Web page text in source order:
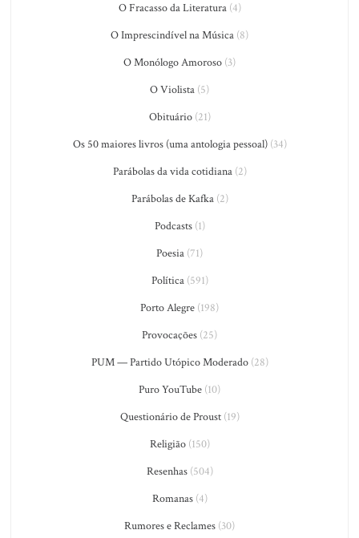
O Fracasso da Literatura(4)
O Imprescindível na Música (8)
O Monólogo Amoroso (3)
O Violista (5)
Obituário(21)
Os 50 maiores livros (uma antologia pessoal)(34)
Parábolas da vida cotidiana(2)
Parábolas de Kafka(2)
Podcasts(1)
Poesia (71)
Política(591)
Porto Alegre (198)
Provocações (25)
PUM — Partido Utópico Moderado(28)
Puro YouTube (10)
Questionário de Proust(19)
Religião(150)
Resenhas(504)
Romanas(4)
Rumores e Reclames (30)